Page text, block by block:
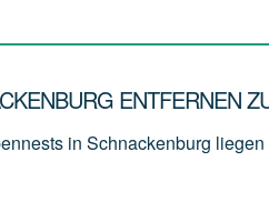
ENTFERNEN
in Schnackenburg